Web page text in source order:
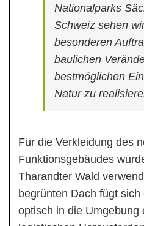
Nationalparks
Schweiz sehen
besonderen
baulichen
bestmöglichen
Natur zu
Für die Verkleidung des
Funktionsgebäudes
Tharandter Wald
begrünten Dach fügt
optisch in die Umgebung